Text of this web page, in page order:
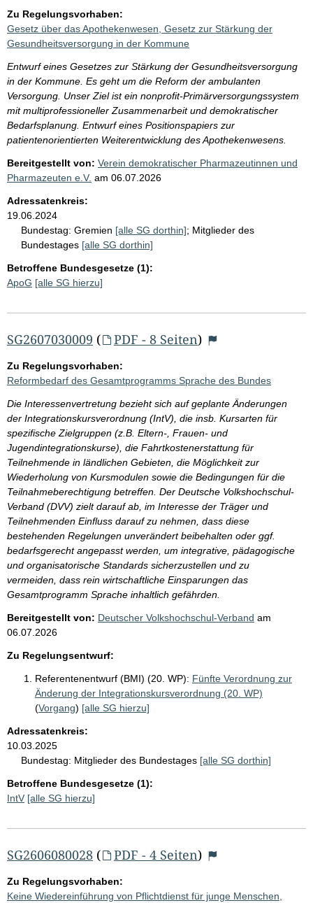
Zu Regelungsvorhaben:
Gesetz über das Apothekenwesen, Gesetz zur Stärkung der
Gesundheitsversorgung in der Kommune
Entwurf eines Gesetzes zur Stärkung der Gesundheitsversorgung
in der Kommune. Es geht um die Reform der ambulanten
Versorgung. Unser Ziel ist ein nonprofit-Primärversorgungssystem
mit multiprofessioneller Zusammenarbeit und demokratischer
Bedarfsplanung. Entwurf eines Positionspapiers zur
patientenorientierten Weiterentwicklung des Apothekenwesens.
Bereitgestellt von: Verein demokratischer Pharmazeutinnen und
Pharmazeuten e.V. am 06.07.2026
Adressatenkreis:
19.06.2024
Bundestag: Gremien [alle SG dorthin]; Mitglieder des
Bundestages [alle SG dorthin]
Betroffene Bundesgesetze (1):
ApoG [alle SG hierzu]
SG2607030009 ( PDF - 8 Seiten)
Zu Regelungsvorhaben:
Reformbedarf des Gesamtprogramms Sprache des Bundes
Die Interessenvertretung bezieht sich auf geplante Änderungen
der Integrationskursverordnung (IntV), die insb. Kursarten für
spezifische Zielgruppen (z.B. Eltern-, Frauen- und
Jugendintegrationskurse), die Fahrtkostenerstattung für
Teilnehmende in ländlichen Gebieten, die Möglichkeit zur
Wiederholung von Kursmodulen sowie die Bedingungen für die
Teilnahmeberechtigung betreffen. Der Deutsche Volkshochschul-
Verband (DVV) zielt darauf ab, im Interesse der Träger und
Teilnehmenden Einfluss darauf zu nehmen, dass diese
bestehenden Regelungen unverändert beibehalten oder ggf.
bedarfsgerecht angepasst werden, um integrative, pädagogische
und organisatorische Standards sicherzustellen und zu
vermeiden, dass rein wirtschaftliche Einsparungen das
Gesamtprogramm Sprache inhaltlich gefährden.
Bereitgestellt von: Deutscher Volkshochschul-Verband am
06.07.2026
Zu Regelungsentwurf:
Referentenentwurf (BMI) (20. WP): Fünfte Verordnung zur
Änderung der Integrationskursverordnung (20. WP)
(Vorgang) [alle SG hierzu]
Adressatenkreis:
10.03.2025
Bundestag: Mitglieder des Bundestages [alle SG dorthin]
Betroffene Bundesgesetze (1):
IntV [alle SG hierzu]
SG2606080028 ( PDF - 4 Seiten)
Zu Regelungsvorhaben:
Keine Wiedereinführung von Pflichtdienst für junge Menschen,